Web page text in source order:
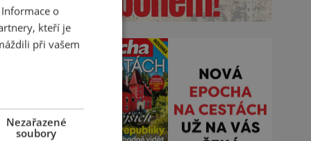
o
kteří je
při vašem
Nezařazené
soubory